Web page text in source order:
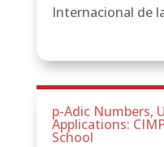
Internacional de
p-Adic Numbers,
Applications:
School